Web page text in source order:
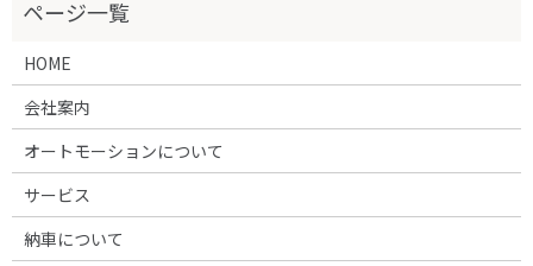
HOME
会社案内
オートモーションについて
サービス
納車について